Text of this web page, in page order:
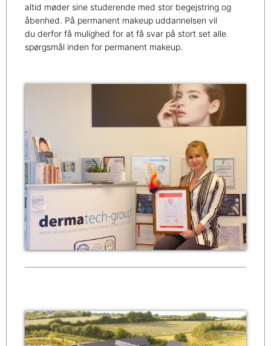
altid møder sine studerende med stor begejstring og
åbenhed. På permanent makeup uddannelsen vil
du derfor få mulighed for at få svar på stort set alle
spørgsmål inden for permanent makeup.